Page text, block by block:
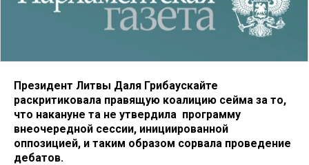
Президент Литвы Даля Грибаускайте
раскритиковала правящую коалицию сейма за то,
что накануне та не утвердила программу
внеочередной сессии, инициированной
оппозицией, и таким образом сорвала проведение
дебатов.